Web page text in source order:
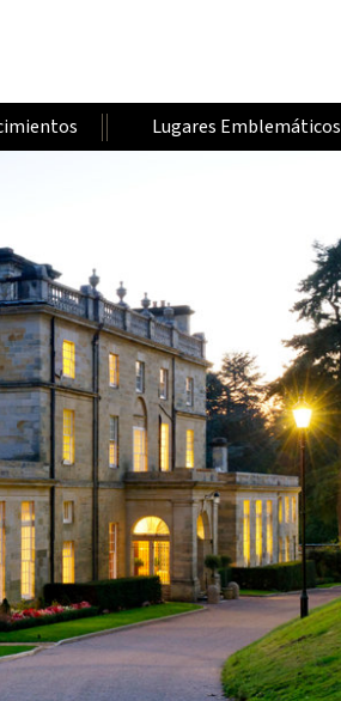
Lugares Emblemáticos